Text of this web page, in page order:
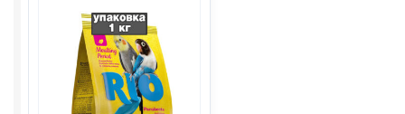
ПЕРИОД
ЛИНЬКИ)
500г